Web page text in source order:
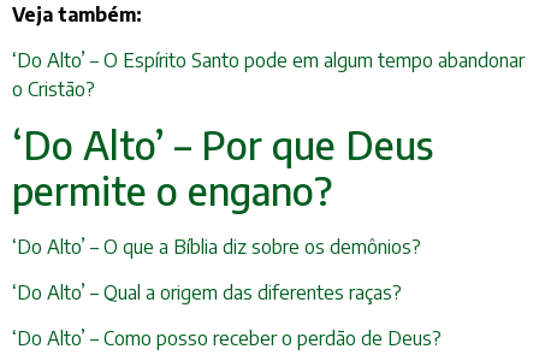
Veja também:
‘Do Alto’ – O Espírito Santo pode em algum tempo abandonar
o Cristão?
‘Do Alto’ – Por que Deus
permite o engano?
‘Do Alto’ – O que a Bíblia diz sobre os demônios?
‘Do Alto’ – Qual a origem das diferentes raças?
‘Do Alto’ – Como posso receber o perdão de Deus?